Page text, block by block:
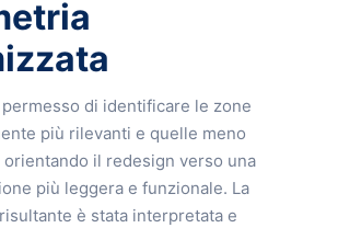
permesso di identificare le zone
più rilevanti e quelle meno
il redesign verso una
più leggera e funzionale. La
è stata interpretata e